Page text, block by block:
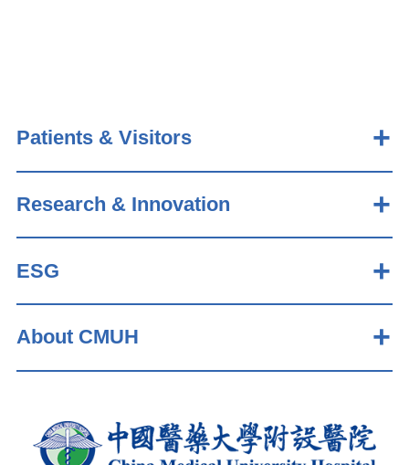
Patients & Visitors
Research & Innovation
ESG
About CMUH